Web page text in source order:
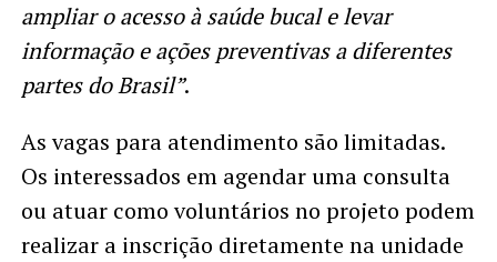
ampliar o acesso à saúde bucal e levar
informação e ações preventivas a diferentes
partes do Brasil”.
As vagas para atendimento são limitadas.
Os interessados em agendar uma consulta
ou atuar como voluntários no projeto podem
realizar a inscrição diretamente na unidade